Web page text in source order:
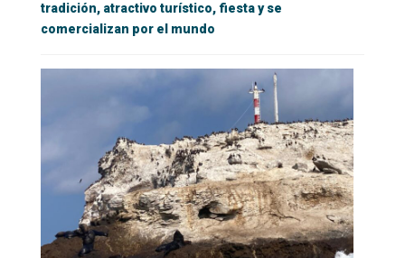
tradición, atractivo turístico, fiesta y se
comercializan por el mundo